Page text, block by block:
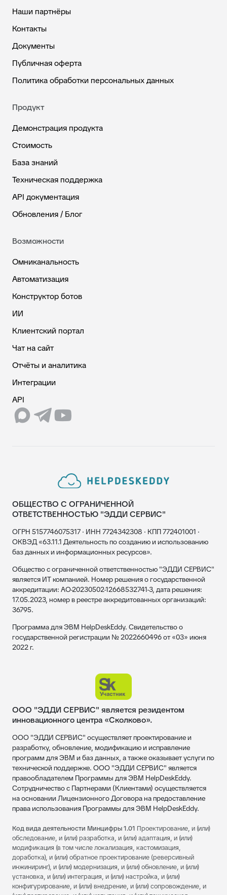
Наши партнёры
Контакты
Документы
Публичная оферта
Политика обработки персональных данных
Продукт
Демонстрация продукта
Стоимость
База знаний
Техническая поддержка
API документация
Обновления / Блог
Возможности
Омниканальность
Автоматизация
Конструктор ботов
ИИ
Клиентский портал
Чат на сайт
Отчёты и аналитика
Интеграции
API
ОБЩЕСТВО С ОГРАНИЧЕННОЙ
ОТВЕТСТВЕННОСТЬЮ "ЭДДИ СЕРВИС"
ОГРН 5157746075317 · ИНН 7724342308 · КПП 772401001 ·
ОКВЭД «63.11.1 Деятельность по созданию и использованию
баз данных и информационных ресурсов».
Общество с ограниченной ответственностью "ЭДДИ СЕРВИС"
является ИТ компанией. Номер решения о государственной
аккредитации: АО-20230502-12668532741-3, дата решения:
17.05.2023, номер в реестре аккредитованных организаций:
36795.
Программа для ЭВМ HelpDeskEddy. Свидетельство о
государственной регистрации № 2022660496 от «03» июня
2022 г.
ООО "ЭДДИ СЕРВИС" является резидентом
инновационного центра «Сколково».
ООО "ЭДДИ СЕРВИС" осуществляет проектирование и
разработку, обновление, модификацию и исправление
программ для ЭВМ и баз данных, а также оказывает услуги по
технической поддержке. ООО "ЭДДИ СЕРВИС" является
правообладателем Программы для ЭВМ HelpDeskEddy.
Сотрудничество с Партнерами (Клиентами) осуществляется
на основании Лицензионного Договора на предоставление
права использования Программы для ЭВМ HelpDeskEddy.
Код вида деятельности Минцифры 1.01 Проектирование, и (или)
обследование, и (или) разработка, и (или) адаптация, и (или)
модификация (в том числе локализация, кастомизация,
доработка), и (или) обратное проектирование (реверсивный
инжиниринг), и (или) модернизация, и (или) обновление, и (или)
установка, и (или) интеграция, и (или) настройка, и (или)
конфигурирование, и (или) внедрение, и (или) сопровождение, и